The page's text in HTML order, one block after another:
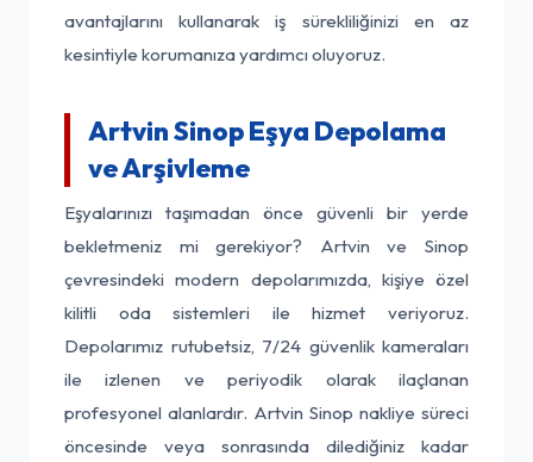
avantajlarını kullanarak iş sürekliliğinizi en az
kesintiyle korumanıza yardımcı oluyoruz.
Artvin Sinop Eşya Depolama
ve Arşivleme
Eşyalarınızı taşımadan önce güvenli bir yerde
bekletmeniz mi gerekiyor? Artvin ve Sinop
çevresindeki modern depolarımızda, kişiye özel
kilitli oda sistemleri ile hizmet veriyoruz.
Depolarımız rutubetsiz, 7/24 güvenlik kameraları
ile izlenen ve periyodik olarak ilaçlanan
profesyonel alanlardır. Artvin Sinop nakliye süreci
öncesinde veya sonrasında dilediğiniz kadar